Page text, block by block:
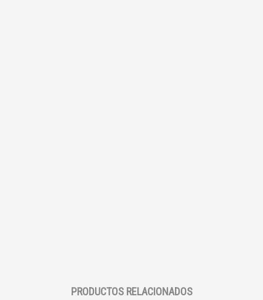
PRODUCTOS RELACIONADOS